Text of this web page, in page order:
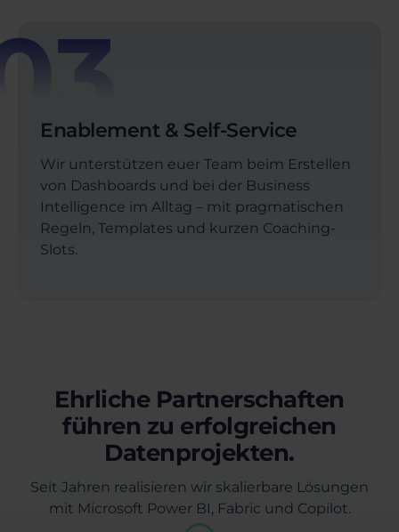
Enablement & Self-Service
Wir unterstützen euer Team beim Erstellen
von Dashboards und bei der Business
Intelligence im Alltag – mit pragmatischen
Regeln, Templates und kurzen Coaching-
Slots.
Ehrliche Partnerschaften
führen zu erfolgreichen
Datenprojekten.
Seit Jahren realisieren wir skalierbare Lösungen
mit Microsoft Power BI, Fabric und Copilot.